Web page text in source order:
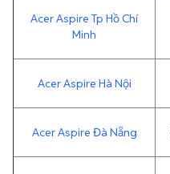
Acer Aspire Tp Hồ Chí
Minh
Acer Aspire Hà Nội
Acer Aspire Đà Nẵng